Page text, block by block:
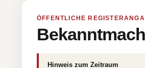
ÖFFENTLICHE
Hinweis zum Zeitraum